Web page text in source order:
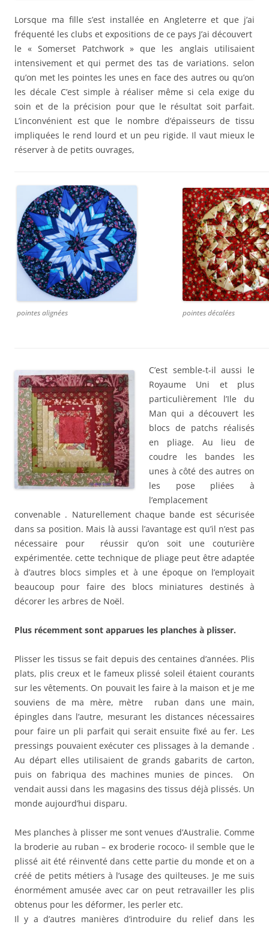
Lorsque ma fille s’est installée en Angleterre et que j’ai
fréquenté les clubs et expositions de ce pays J’ai découvert
le « Somerset Patchwork » que les anglais utilisaient
intensivement et qui permet des tas de variations. selon
qu’on met les pointes les unes en face des autres ou qu’on
les décale C’est simple à réaliser même si cela exige du
soin et de la précision pour que le résultat soit parfait.
L’inconvénient est que le nombre d’épaisseurs de tissu
impliquées le rend lourd et un peu rigide. Il vaut mieux le
réserver à de petits ouvrages,
pointes alignées pointes décalées
C’est semble-t-il aussi le
Royaume Uni et plus
particulièrement l’Ile du
Man qui a découvert les
blocs de patchs réalisés
en pliage. Au lieu de
coudre les bandes les
unes à côté des autres on
les pose pliées à
l’emplacement
convenable . Naturellement chaque bande est sécurisée
dans sa position. Mais là aussi l’avantage est qu’il n’est pas
nécessaire pour réussir qu’on soit une couturière
expérimentée. cette technique de pliage peut être adaptée
à d’autres blocs simples et à une époque on l’employait
beaucoup pour faire des blocs miniatures destinés à
décorer les arbres de Noël.
Plus récemment sont apparues les planches à plisser.
Plisser les tissus se fait depuis des centaines d’années. Plis
plats, plis creux et le fameux plissé soleil étaient courants
sur les vêtements. On pouvait les faire à la maison et je me
souviens de ma mère, mètre ruban dans une main,
épingles dans l’autre, mesurant les distances nécessaires
pour faire un pli parfait qui serait ensuite fixé au fer. Les
pressings pouvaient exécuter ces plissages à la demande .
Au départ elles utilisaient de grands gabarits de carton,
puis on fabriqua des machines munies de pinces. On
vendait aussi dans les magasins des tissus déjà plissés. Un
monde aujourd’hui disparu.
Mes planches à plisser me sont venues d’Australie. Comme
la broderie au ruban – ex broderie rococo- il semble que le
plissé ait été réinventé dans cette partie du monde et on a
créé de petits métiers à l’usage des quilteuses. Je me suis
énormément amusée avec car on peut retravailler les plis
obtenus pour les déformer, les perler etc.
Il y a d’autres manières d’introduire du relief dans les